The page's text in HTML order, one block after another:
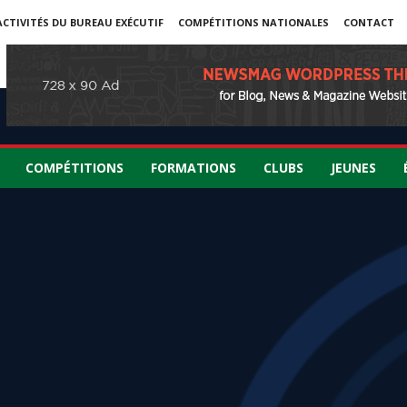
DU BUREAU EXÉCUTIF COMPÉTITIONS NATIONALES
CONTACT
COMPÉTITIONS FORMATIONS CLUBS JEUNES